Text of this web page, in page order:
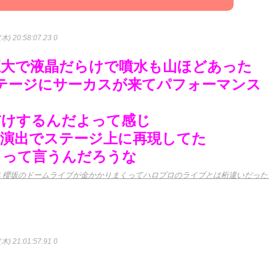
) 20:58:07.23 0
で液晶だらけで噴水も山ほどあった
ージにサーカスが来てパフォーマンス
するんだよって感じ
出でステージ上に再現してた
て言うんだろうな
櫻坂のドームライブが金かかりまくってハロプロのライブとは桁違いだった
) 21:01:57.91 0